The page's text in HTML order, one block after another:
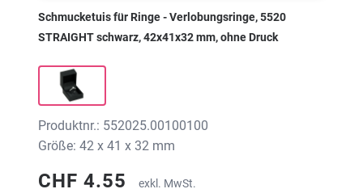
Schmucketuis für Ringe - Verlobungsringe, 5520
STRAIGHT schwarz, 42x41x32 mm, ohne Druck
Produktnr.: 552025.00100100
Größe: 42 x 41 x 32 mm
CHF 4.55
exkl. MwSt.